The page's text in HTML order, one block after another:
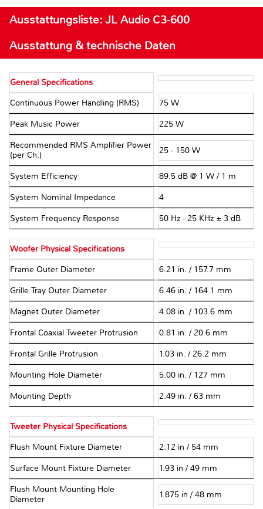
Ausstattungsliste: JL Audio C3-600
Ausstattung & technische Daten
General Specifications
Continuous Power Handling (RMS) 75 W
Peak Music Power 225 W
Recommended RMS Amplifier Power
(per Ch.)
25 - 150 W
System Efficiency 89.5 dB @ 1 W / 1 m
System Nominal Impedance 4 Ω
System Frequency Response 50 Hz - 25 KHz ± 3 dB
Woofer Physical Specifications
Frame Outer Diameter 6.21 in. / 157.7 mm
Grille Tray Outer Diameter 6.46 in. / 164.1 mm
Magnet Outer Diameter 4.08 in. / 103.6 mm
Frontal Coaxial Tweeter Protrusion 0.81 in. / 20.6 mm
Frontal Grille Protrusion 1.03 in. / 26.2 mm
Mounting Hole Diameter 5.00 in. / 127 mm
Mounting Depth 2.49 in. / 63 mm
Tweeter Physical Specifications
Flush Mount Fixture Diameter 2.12 in / 54 mm
Surface Mount Fixture Diameter 1.93 in / 49 mm
Flush Mount Mounting Hole
Diameter
1.875 in / 48 mm